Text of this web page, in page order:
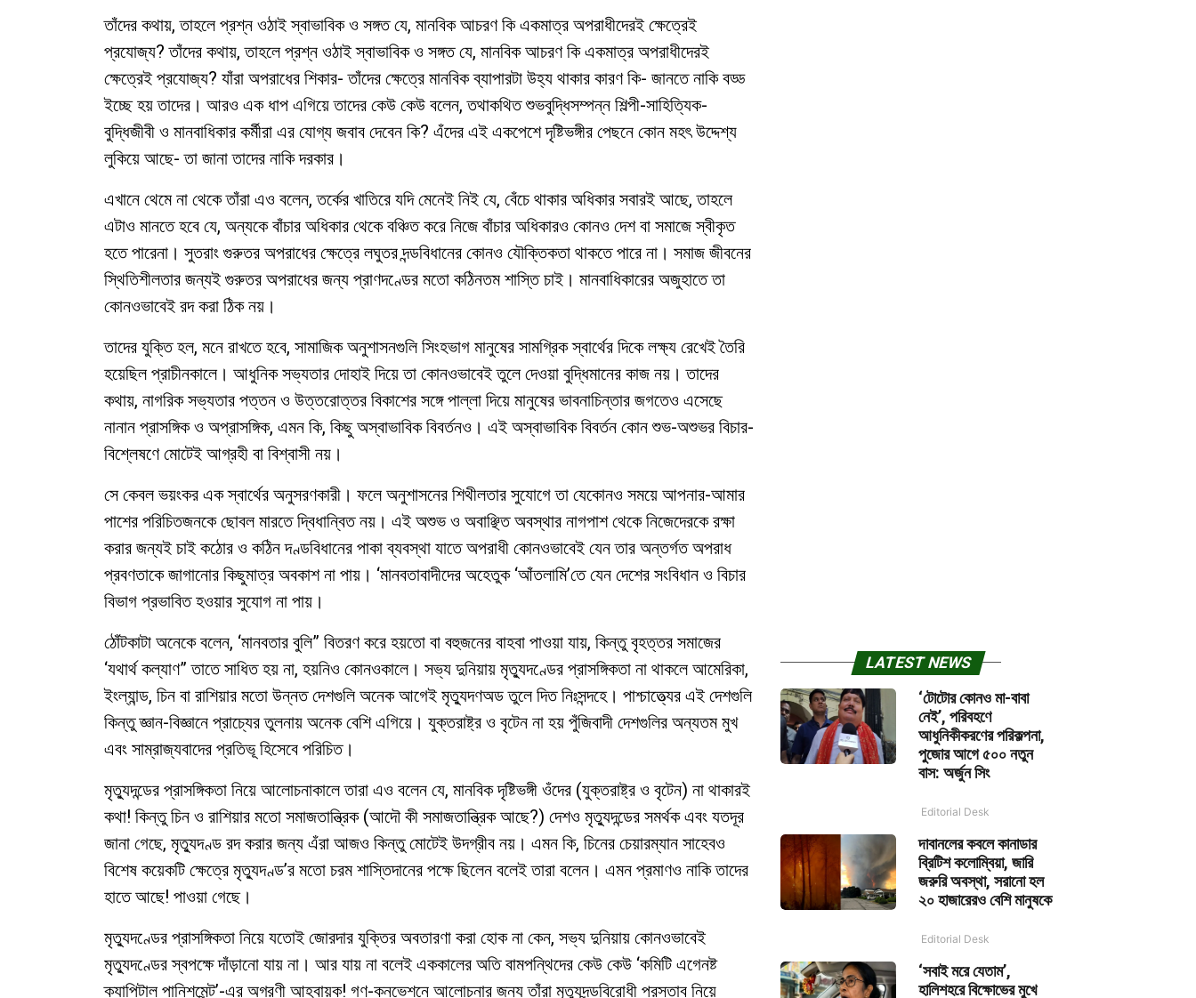
তাঁদের কথায়, তাহলে প্রশ্ন ওঠাই স্বাভাবিক ও সঙ্গত যে, মানবিক আচরণ কি একমাত্র অপরাধীদেরই ক্ষেত্রেই
প্রযোজ্য? তাঁদের কথায়, তাহলে প্রশ্ন ওঠাই স্বাভাবিক ও সঙ্গত যে, মানবিক আচরণ কি একমাত্র অপরাধীদেরই
ক্ষেত্রেই প্রযোজ্য? যাঁরা অপরাধের শিকার- তাঁদের ক্ষেত্রে মানবিক ব্যাপারটা উহ্য থাকার কারণ কি- জানতে নাকি বড্ড
ইচ্ছে হয় তাদের। আরও এক ধাপ এগিয়ে তাদের কেউ কেউ বলেন, তথাকথিত শুভবুদ্ধিসম্পন্ন শিল্পী-সাহিত্যিক-
বুদ্ধিজীবী ও মানবাধিকার কর্মীরা এর যোগ্য জবাব দেবেন কি? এঁদের এই একপেশে দৃষ্টিভঙ্গীর পেছনে কোন মহৎ উদ্দেশ্য
লুকিয়ে আছে- তা জানা তাদের নাকি দরকার।
এখানে থেমে না থেকে তাঁরা এও বলেন, তর্কের খাতিরে যদি মেনেই নিই যে, বেঁচে থাকার অধিকার সবারই আছে, তাহলে
এটাও মানতে হবে যে, অন্যকে বাঁচার অধিকার থেকে বঞ্চিত করে নিজে বাঁচার অধিকারও কোনও দেশ বা সমাজে স্বীকৃত
হতে পারেনা। সুতরাং গুরুতর অপরাধের ক্ষেত্রে লঘুতর দন্ডবিধানের কোনও যৌক্তিকতা থাকতে পারে না। সমাজ জীবনের
স্থিতিশীলতার জন্যই গুরুতর অপরাধের জন্য প্রাণদণ্ডের মতো কঠিনতম শাস্তি চাই। মানবাধিকারের অজুহাতে তা
কোনওভাবেই রদ করা ঠিক নয়।
তাদের যুক্তি হল, মনে রাখতে হবে, সামাজিক অনুশাসনগুলি সিংহভাগ মানুষের সামগ্রিক স্বার্থের দিকে লক্ষ্য রেখেই তৈরি
হয়েছিল প্রাচীনকালে। আধুনিক সভ্যতার দোহাই দিয়ে তা কোনওভাবেই তুলে দেওয়া বুদ্ধিমানের কাজ নয়। তাদের
কথায়, নাগরিক সভ্যতার পত্তন ও উত্তরোত্তর বিকাশের সঙ্গে পাল্লা দিয়ে মানুষের ভাবনাচিন্তার জগতেও এসেছে
নানান প্রাসঙ্গিক ও অপ্রাসঙ্গিক, এমন কি, কিছু অস্বাভাবিক বিবর্তনও। এই অস্বাভাবিক বিবর্তন কোন শুভ-অশুভর বিচার-
বিশ্লেষণে মোটেই আগ্রহী বা বিশ্বাসী নয়।
সে কেবল ভয়ংকর এক স্বার্থের অনুসরণকারী। ফলে অনুশাসনের শিথীলতার সুযোগে তা যেকোনও সময়ে আপনার-আমার
পাশের পরিচিতজনকে ছোবল মারতে দ্বিধান্বিত নয়। এই অশুভ ও অবাঞ্ছিত অবস্থার নাগপাশ থেকে নিজেদেরকে রক্ষা
করার জন্যই চাই কঠোর ও কঠিন দণ্ডবিধানের পাকা ব্যবস্থা যাতে অপরাধী কোনওভাবেই যেন তার অন্তর্গত অপরাধ
প্রবণতাকে জাগানোর কিছুমাত্র অবকাশ না পায়। ‘মানবতাবাদীদের অহেতুক ‘আঁতলামি’তে যেন দেশের সংবিধান ও বিচার
বিভাগ প্রভাবিত হওয়ার সুযোগ না পায়।
ঠোঁটকাটা অনেকে বলেন, ‘মানবতার বুলি” বিতরণ করে হয়তো বা বহুজনের বাহবা পাওয়া যায়, কিন্তু বৃহত্তর সমাজের
‘যথার্থ কল্যাণ” তাতে সাধিত হয় না, হয়নিও কোনওকালে। সভ্য দুনিয়ায় মৃত্যুদণ্ডের প্রাসঙ্গিকতা না থাকলে আমেরিকা,
ইংল্যান্ড, চিন বা রাশিয়ার মতো উন্নত দেশগুলি অনেক আগেই মৃত্যুদণঅড তুলে দিত নিঃসন্দহে। পাশ্চাত্ত্যের এই দেশগুলি
কিন্তু জ্ঞান-বিজ্ঞানে প্রাচ্যের তুলনায় অনেক বেশি এগিয়ে। যুক্তরাষ্ট্র ও বৃটেন না হয় পুঁজিবাদী দেশগুলির অন্যতম মুখ
এবং সাম্রাজ্যবাদের প্রতিভূ হিসেবে পরিচিত।
মৃত্যুদন্ডের প্রাসঙ্গিকতা নিয়ে আলোচনাকালে তারা এও বলেন যে, মানবিক দৃষ্টিভঙ্গী ওঁদের (যুক্তরাষ্ট্র ও বৃটেন) না থাকারই
কথা! কিন্তু চিন ও রাশিয়ার মতো সমাজতান্ত্রিক (আদৌ কী সমাজতান্ত্রিক আছে?) দেশও মৃত্যুদন্ডের সমর্থক এবং যতদূর
জানা গেছে, মৃত্যুদণ্ড রদ করার জন্য এঁরা আজও কিন্তু মোটেই উদগ্রীব নয়। এমন কি, চিনের চেয়ারম্যান সাহেবও
বিশেষ কয়েকটি ক্ষেত্রে মৃত্যুদণ্ড’র মতো চরম শাস্তিদানের পক্ষে ছিলেন বলেই তারা বলেন। এমন প্রমাণও নাকি তাদের
হাতে আছে! পাওয়া গেছে।
মৃত্যুদণ্ডের প্রাসঙ্গিকতা নিয়ে যতোই জোরদার যুক্তির অবতারণা করা হোক না কেন, সভ্য দুনিয়ায় কোনওভাবেই
মৃত্যুদণ্ডের স্বপক্ষে দাঁড়ানো যায় না। আর যায় না বলেই এককালের অতি বামপন্থিদের কেউ কেউ ‘কমিটি এগেনষ্ট
ক্যাপিটাল পানিশমেন্ট’-এর অগ্রণী আহ্বায়ক! গণ-কনভেশনে আলোচনার জন্য তাঁরা মৃত্যুদন্ডবিরোধী প্রস্তাব নিয়ে
LATEST NEWS
‘টোটোর কোনও মা-বাবা
নেই’, পরিবহণে
আধুনিকীকরণের পরিকল্পনা,
পুজোর আগে ৫০০ নতুন
বাস: অর্জুন সিং
Editorial Desk
দাবানলের কবলে কানাডার
ব্রিটিশ কলোম্বিয়া, জারি
জরুরি অবস্থা, সরানো হল
২০ হাজারেরও বেশি মানুষকে
Editorial Desk
‘সবাই মরে যেতাম’,
হালিশহরে বিক্ষোভের মুখে